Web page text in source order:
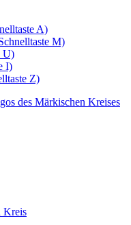
A)
M)
U)
I)
Z)
Kreis